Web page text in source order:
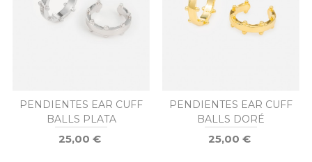
PENDIENTES EAR CUFF
BALLS PLATA
25,00 €
PENDIENTES EAR CUFF
BALLS DORÉ
25,00 €